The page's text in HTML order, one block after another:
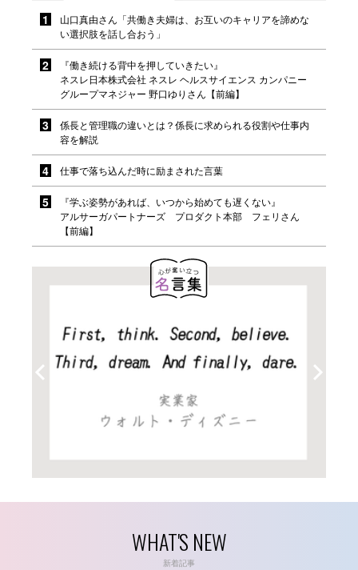
山口真由さん「共働き夫婦は、お互いのキャリアを諦めな
い選択肢を話し合おう」
『働き続ける背中を押していきたい』
ネスレ日本株式会社 ネスレ ヘルスサイエンス カンパニー
グループマネジャー 野口ゆりさん【前編】
係長と管理職の違いとは？係長に求められる役割や仕事内
容を解説
仕事で落ち込んだ時に励まされた言葉
『学ぶ姿勢があれば、いつから始めても遅くない』
アルサーガパートナーズ プロダクト本部 フェリさん
【前編】
WHAT'S NEW
新着記事